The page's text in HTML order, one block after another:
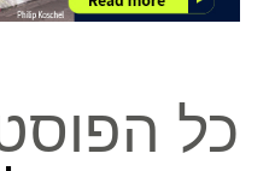
כל